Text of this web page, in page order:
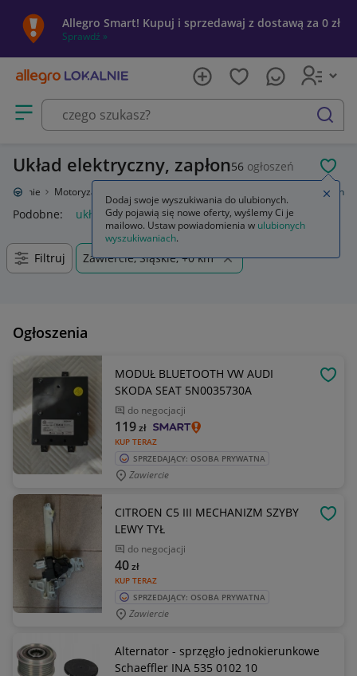
Allegro Smart! Kupuj i sprzedawaj z dostawą za 0 zł
Sprawdź »
Otwórz menu z kategoriami
szukaj
Układ elektryczny, zapłon56 ogłoszeń
Lokalnie Motoryzacja Układ elektryczny, zapłon
Podobne: układ elektryczny zapłon
Filtruj Zawiercie, Śląskie, +0 km
Ogłoszenia
MODUŁ BLUETOOTH VW AUDI
SKODA SEAT 5N0035730A
do negocjacji
KUP TERAZ
119zł
SPRZEDAJĄCY: OSOBA PRYWATNA
Zawiercie
CITROEN C5 III MECHANIZM SZYBY
LEWY TYŁ
do negocjacji
KUP TERAZ
40zł
SPRZEDAJĄCY: OSOBA PRYWATNA
Zawiercie
Alternator - sprzęgło jednokierunkowe
Schaeffler INA 535 0102 10
Dodaj swoje wyszukiwania do ulubionych.
Gdy pojawią się nowe oferty, wyślemy Ci je
mailowo. Ustaw powiadomienia w ulubionych
wyszukiwaniach.